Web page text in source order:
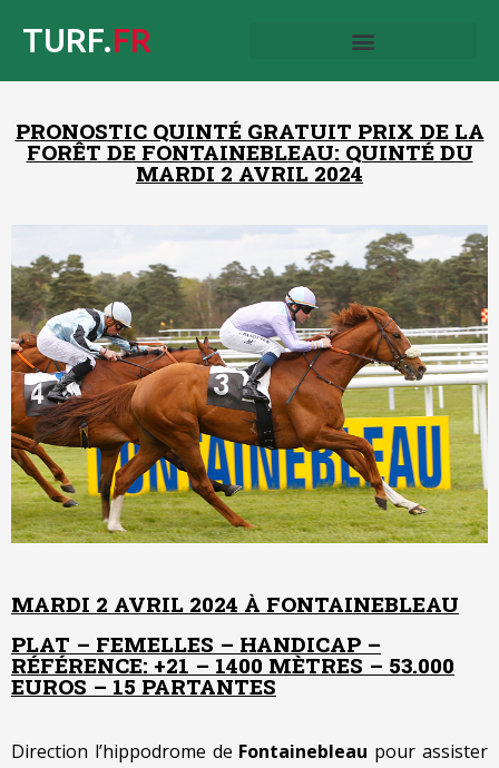
TURF.FR
PRONOSTIC QUINTÉ GRATUIT PRIX DE LA
FORÊT DE FONTAINEBLEAU: QUINTÉ DU
MARDI 2 AVRIL 2024
MARDI 2 AVRIL 2024 À FONTAINEBLEAU
PLAT – FEMELLES – HANDICAP –
RÉFÉRENCE: +21 – 1400 MÈTRES – 53.000
EUROS – 15 PARTANTES
Direction l’hippodrome de Fontainebleau pour assister